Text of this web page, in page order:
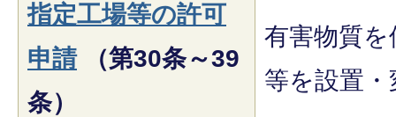
指定工場等の許可
申請（第30条～39
条）
有害物質
等を設置